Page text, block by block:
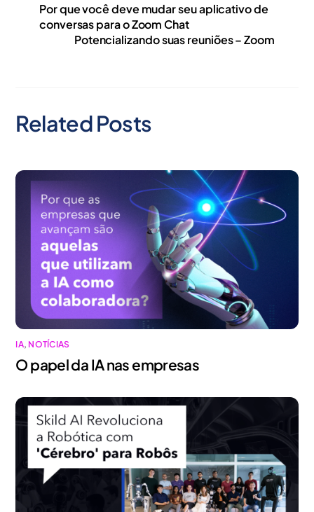
Por que você deve mudar seu aplicativo de
conversas para o Zoom Chat
Potencializando suas reuniões – Zoom
Related Posts
IA, NOTÍCIAS
O papel da IA nas empresas